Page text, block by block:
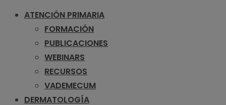
ATENCIÓN PRIMARIA
FORMACIÓN
PUBLICACIONES
WEBINARS
RECURSOS
VADEMECUM
DERMATOLOGÍA